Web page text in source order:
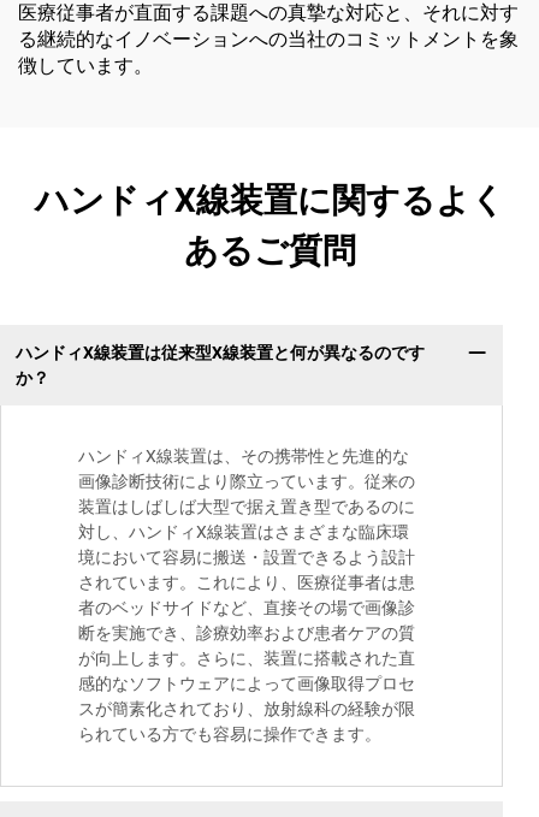
医療従事者が直面する課題への真摯な対応と、それに対す
る継続的なイノベーションへの当社のコミットメントを象
徴しています。
ハンドィX線装置に関するよく
あるご質問
ハンドィX線装置は従来型X線装置と何が異なるのです
か？
ハンドィX線装置は、その携帯性と先進的な
画像診断技術により際立っています。従来の
装置はしばしば大型で据え置き型であるのに
対し、ハンドィX線装置はさまざまな臨床環
境において容易に搬送・設置できるよう設計
されています。これにより、医療従事者は患
者のベッドサイドなど、直接その場で画像診
断を実施でき、診療効率および患者ケアの質
が向上します。さらに、装置に搭載された直
感的なソフトウェアによって画像取得プロセ
スが簡素化されており、放射線科の経験が限
られている方でも容易に操作できます。